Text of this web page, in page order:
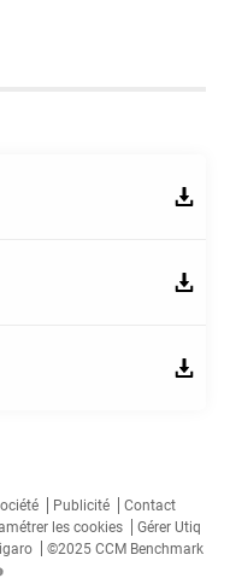
Publicité
Contact
les cookies
Gérer Utiq
©2025 CCM Benchmark